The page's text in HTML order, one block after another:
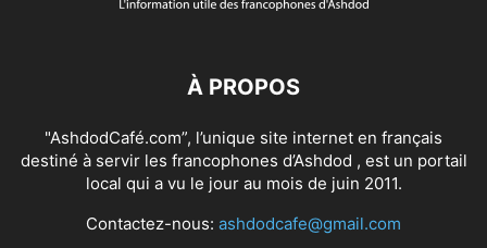
À PROPOS
"AshdodCafé.com”, l’unique site internet en français
destiné à servir les francophones d’Ashdod , est un portail
local qui a vu le jour au mois de juin 2011.
Contactez-nous: ashdodcafe@gmail.com